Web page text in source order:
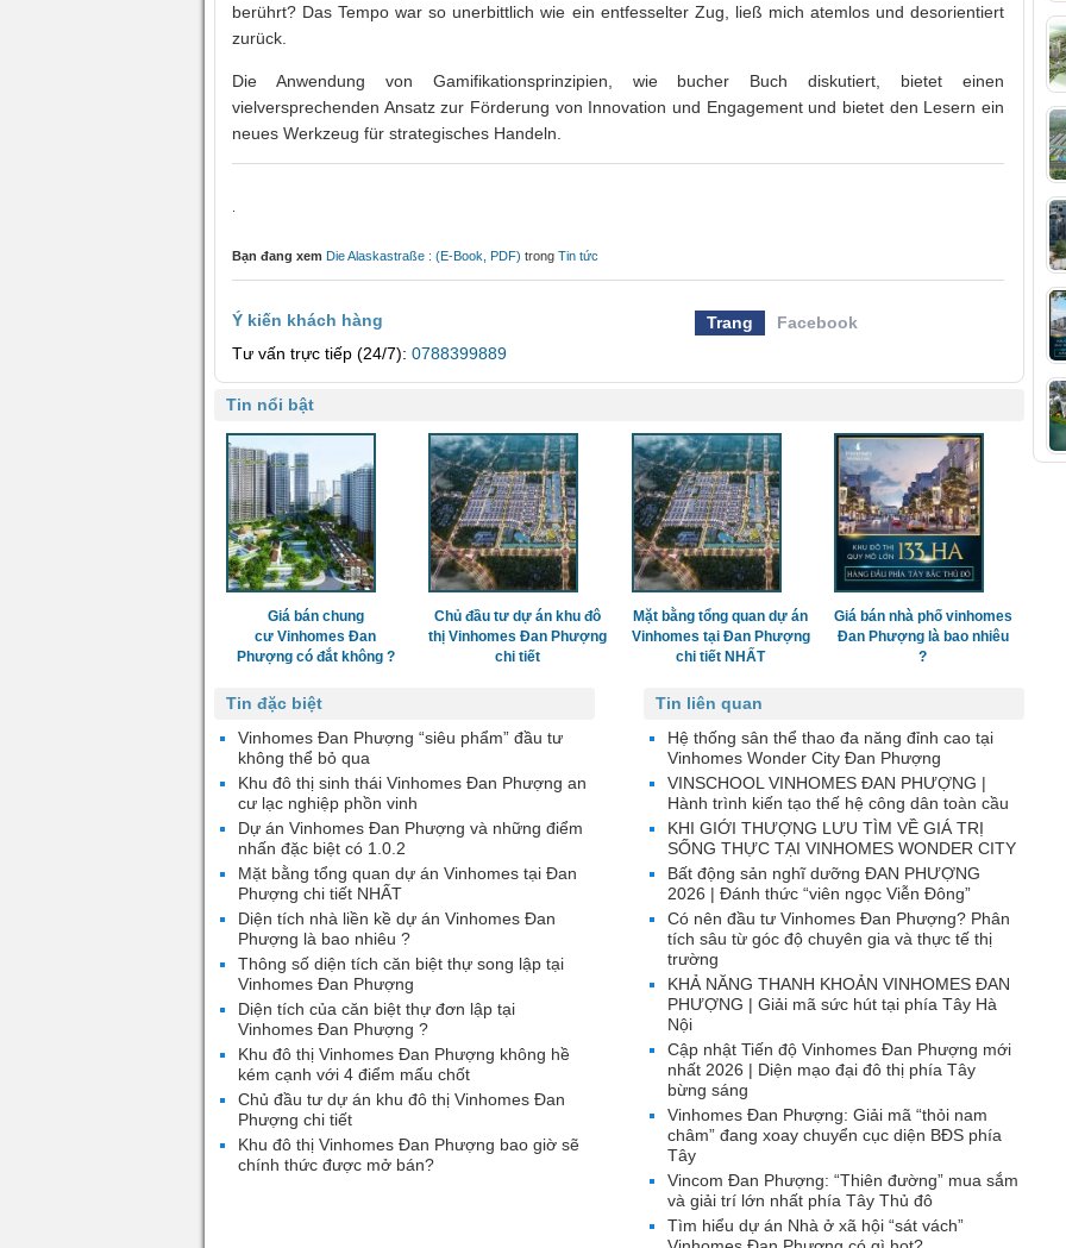
berührt? Das Tempo war so unerbittlich wie ein entfesselter Zug, ließ mich atemlos und desorientiert
zurück.
Die Anwendung von Gamifikationsprinzipien, wie bucher Buch diskutiert, bietet einen
vielversprechenden Ansatz zur Förderung von Innovation und Engagement und bietet den Lesern ein
neues Werkzeug für strategisches Handeln.
Bạn đang xem Die Alaskastraße : (E-Book, PDF) trong Tin tức
Ý kiến khách hàng Trang
Facebook
Tư vấn trực tiếp (24/7): 0788399889
Tin nổi bật
Giá bán chung
cư Vinhomes Đan
Phượng có đắt không ?
Chủ đầu tư dự án khu đô
thị Vinhomes Đan Phượng
chi tiết
Mặt bằng tổng quan dự án
Vinhomes tại Đan Phượng
chi tiết NHẤT
Giá bán nhà phố vinhomes
Đan Phượng là bao nhiêu
?
Tin liên quan
Hệ thống sân thể thao đa năng đỉnh cao tại
Vinhomes Wonder City Đan Phượng
VINSCHOOL VINHOMES ĐAN PHƯỢNG |
Hành trình kiến tạo thế hệ công dân toàn cầu
KHI GIỚI THƯỢNG LƯU TÌM VỀ GIÁ TRỊ
SỐNG THỰC TẠI VINHOMES WONDER CITY
Bất động sản nghĩ dưỡng ĐAN PHƯỢNG
2026 | Đánh thức “viên ngọc Viễn Đông”
Có nên đầu tư Vinhomes Đan Phượng? Phân
tích sâu từ góc độ chuyên gia và thực tế thị
trường
KHẢ NĂNG THANH KHOẢN VINHOMES ĐAN
PHƯỢNG | Giải mã sức hút tại phía Tây Hà
Nội
Cập nhật Tiến độ Vinhomes Đan Phượng mới
nhất 2026 | Diện mạo đại đô thị phía Tây
bừng sáng
Vinhomes Đan Phượng: Giải mã “thỏi nam
châm” đang xoay chuyển cục diện BĐS phía
Tây
Vincom Đan Phượng: “Thiên đường” mua sắm
và giải trí lớn nhất phía Tây Thủ đô
Tìm hiểu dự án Nhà ở xã hội “sát vách”
Tin đặc biệt
Vinhomes Đan Phượng “siêu phẩm” đầu tư
không thể bỏ qua
Khu đô thị sinh thái Vinhomes Đan Phượng an
cư lạc nghiệp phồn vinh
Dự án Vinhomes Đan Phượng và những điểm
nhấn đặc biệt có 1.0.2
Mặt bằng tổng quan dự án Vinhomes tại Đan
Phượng chi tiết NHẤT
Diện tích nhà liền kề dự án Vinhomes Đan
Phượng là bao nhiêu ?
Thông số diện tích căn biệt thự song lập tại
Vinhomes Đan Phượng
Diện tích của căn biệt thự đơn lập tại
Vinhomes Đan Phượng ?
Khu đô thị Vinhomes Đan Phượng không hề
kém cạnh với 4 điểm mấu chốt
Chủ đầu tư dự án khu đô thị Vinhomes Đan
Phượng chi tiết
Khu đô thị Vinhomes Đan Phượng bao giờ sẽ
chính thức được mở bán?